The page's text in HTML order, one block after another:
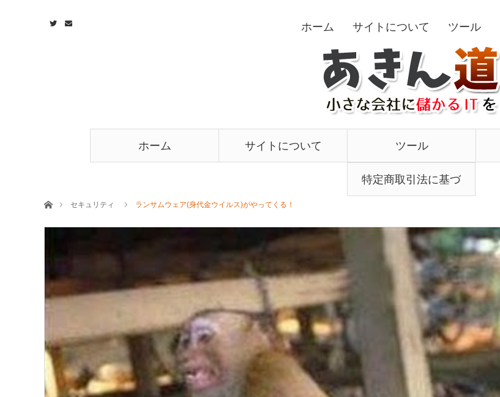
ホーム サイトについて ツール
特定商取引法に基づ
ホーム サイトについて ツール
ホームセキュリティ ランサムウェア(身代金ウイルス)がやってくる！